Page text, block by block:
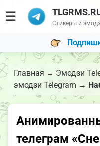
☰ Стикеры и
Главная → Эмодзи
эмодзи Telegram →
телеграм